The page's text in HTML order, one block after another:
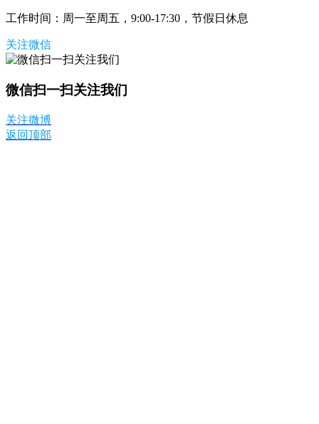
工作时间：周一至周五，9:00-17:30，节假日休息
关注微信
微信扫一扫关注我们
关注微博
返回顶部